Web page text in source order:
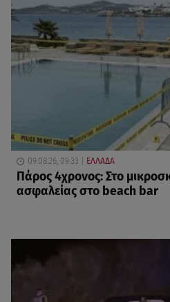
09.08.26, 09:33 ΕΛΛΑΔΑ
Πάρος 4χρονος: Στο
ασφαλείας στο beach bar